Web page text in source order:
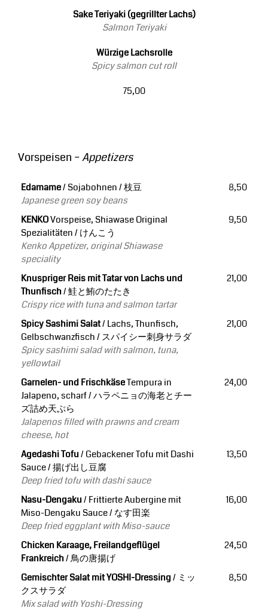
Sake Teriyaki (gegrillter Lachs)
Salmon Teriyaki
Würzige Lachsrolle
Spicy salmon cut roll
75,00
Vorspeisen –Appetizers
Edamame/ Sojabohnen / 枝豆
Japanese green soy beans
8,50
KENKOVorspeise, Shiawase Original
Spezialitäten / けんこう
Kenko Appetizer, original Shiawase
speciality
9,50
Knuspriger Reis mit Tatar von Lachs und
Thunfisch/ 鮭と鮪のたたき
Crispy rice with tuna and salmon tartar
21,00
Spicy Sashimi Salat/ Lachs, Thunfisch,
Gelbschwanzfisch / スパイシー刺身サラダ
Spicy sashimi salad with salmon, tuna,
yellowtail
21,00
Garnelen- und FrischkäseTempura in
Jalapeno, scharf /ハラペニョの海老とチー
ズ詰め天ぷら
Jalapenos filled with prawns and cream
cheese, hot
24,00
Agedashi Tofu/ Gebackener Tofu mit Dashi
Sauce / 揚げ出し豆腐
Deep fried tofu with dashi sauce
13,50
Nasu-Dengaku/ Frittierte Aubergine mit
Miso-Dengaku Sauce / なす田楽
Deep fried eggplant with Miso-sauce
16,00
Chicken Karaage, Freilandgeflügel
Frankreich/ 鳥の唐揚げ
24,50
Gemischter Salat mit YOSHI-Dressing/ ミッ
クスサラダ
Mix salad with Yoshi-Dressing
8,50